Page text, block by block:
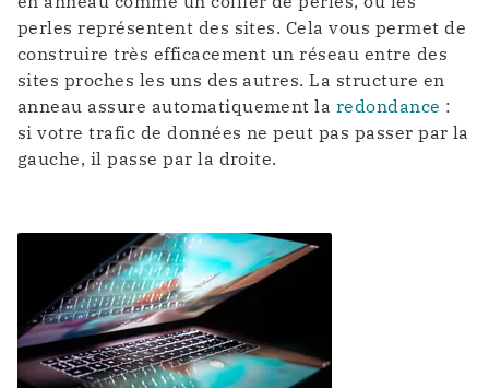
perles représentent des sites. Cela vous permet de
construire très efficacement un réseau entre des
sites proches les uns des autres. La structure en
anneau assure automatiquement la redondance :
si votre trafic de données ne peut pas passer par la
gauche, il passe par la droite.